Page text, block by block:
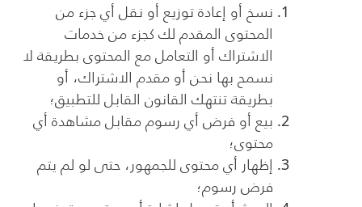
نسخ أو إعادة توزيع أو نقل أي جزء من
المحتوى المقدم لك كجزء من خدمات
الاشتراك أو التعامل مع المحتوى بطريقة لا
نسمح بها نحن أو مقدم الاشتراك، أو
بطريقة تنتهك القانون القابل للتطبيق؛
بيع أو فرض أي رسوم مقابل مشاهدة أي
محتوى؛
إظهار أي محتوى للجمهور، حتى لو لم يتم
فرض رسوم؛